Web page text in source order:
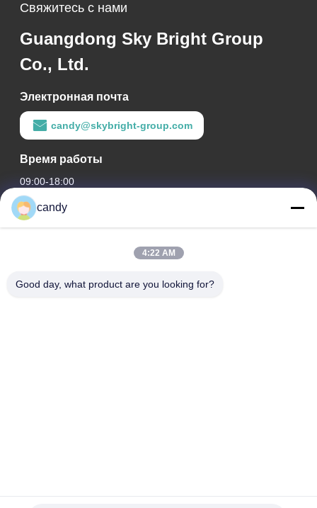
Свяжитесь с нами
Guangdong Sky Bright Group
Co., Ltd.
Электронная почта
candy@skybright-group.com
Время работы
09:00-18:00
Наш адрес
КОМН. 1601-1603, 1606-1608, 1610, № 21, 5-я ул. Цзихуа,
candy
4:22 AM
Good day, what product are you looking for?